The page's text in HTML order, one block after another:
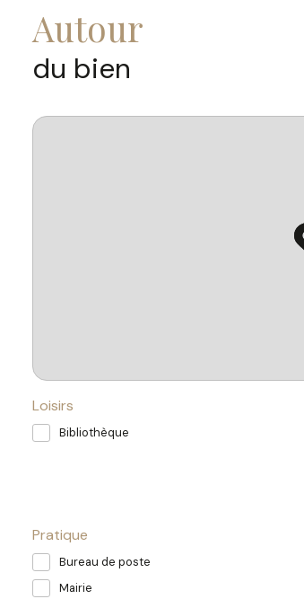
autour
du bien
Loisirs
Bibliothèque
Pratique
Bureau de poste
Mairie